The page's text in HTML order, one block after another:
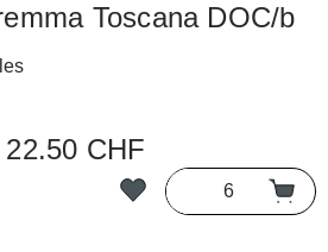
Toscana DOC/b
22.50 CHF